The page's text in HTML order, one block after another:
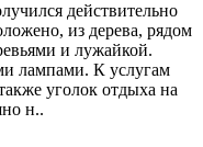
действительно
из дерева, рядом
и лужайкой.
лампами. К услугам
уголок отдыха на
н..